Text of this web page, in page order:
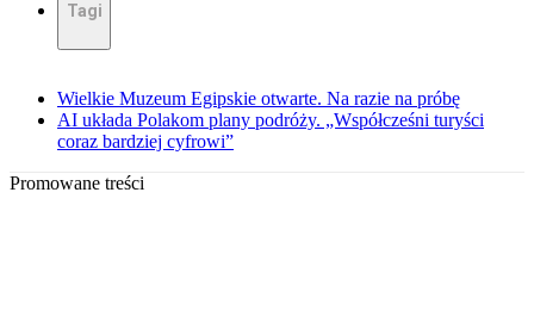
Tagi
Wielkie Muzeum Egipskie otwarte. Na razie na próbę
AI układa Polakom plany podróży. „Współcześni turyści
coraz bardziej cyfrowi”
Promowane treści